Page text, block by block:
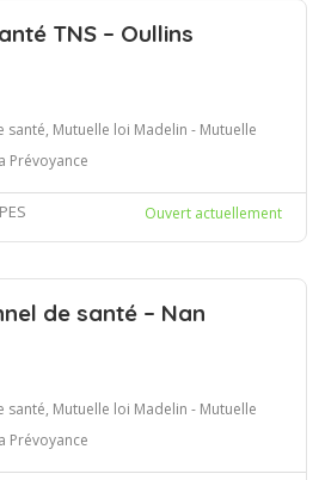
TNS – Oullins
santé, Mutuelle loi Madelin - Mutuelle
Prévoyance
Ouvert actuellement
de santé – Nan
santé, Mutuelle loi Madelin - Mutuelle
Prévoyance